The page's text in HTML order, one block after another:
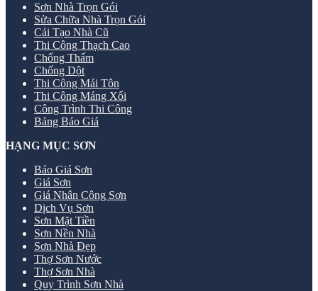
Sơn Nhà Trọn Gói
Sửa Chữa Nhà Trọn Gói
Cải Tạo Nhà Cũ
Thi Công Thạch Cao
Chống Thấm
Chống Dột
Thi Công Mái Tôn
Thi Công Máng Xối
Công Trình Thi Công
Bảng Báo Giá
HẠNG MỤC SƠN
Báo Giá Sơn
Giá Sơn
Giá Nhân Công Sơn
Dịch Vụ Sơn
Sơn Mặt Tiền
Sơn Nền Nhà
Sơn Nhà Đẹp
Thợ Sơn Nước
Thợ Sơn Nhà
Quy Trình Sơn Nhà